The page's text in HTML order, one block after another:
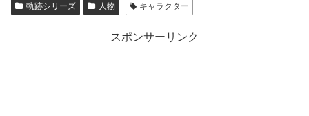
軌跡シリーズ 人物 キャラクター
スポンサーリンク